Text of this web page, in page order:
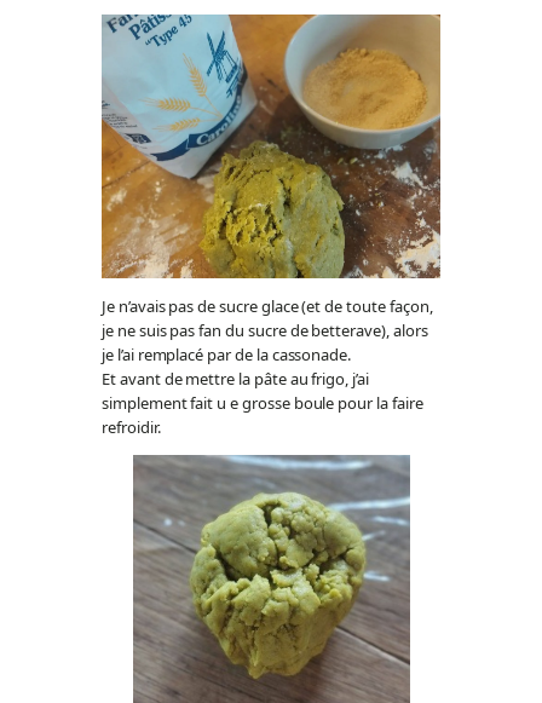
Je n’avais pas de sucre glace (et de toute façon,
je ne suis pas fan du sucre de betterave), alors
je l’ai remplacé par de la cassonade.
Et avant de mettre la pâte au frigo, j’ai
simplement fait u e grosse boule pour la faire
refroidir.